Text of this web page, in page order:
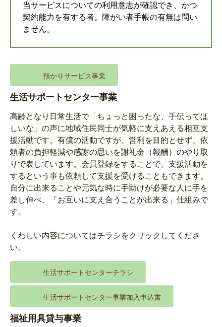
当サービスについての利用意志が確認でき、かつ
契約能力を有する者。障がい者手帳の有無は問い
ません。
預かりサービス事業
生活サポートセンター事業
高齢となり日常生活で「ちょっと困ったな、手伝ってほ
しいな」の声に地域住民同士が気軽に支えあえる相互支
援活動です。有償の活動ですが、営利を目的とせず、依
頼者の負担軽減や感謝の思いを謝礼金（報酬）のやり取
りで表しています。会員登録をすることで、支援活動を
するという事も依頼して支援を受けることもできます。
自分に出来ることや元気な時に手助けが必要な人に手を
差し伸べ、「お互いに支え合うことが出来る」仕組みで
す。
くわしい内容についてはチラシをクリックしてくださ
い。
生活サポートセンターチラシ
生活サポートセンター事業加入申込書
福祉用具貸与事業